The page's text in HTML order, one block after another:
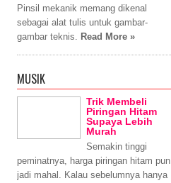
Pinsil mekanik memang dikenal
sebagai alat tulis untuk gambar-
gambar teknis. Read More »
MUSIK
Trik Membeli
Piringan Hitam
Supaya Lebih
Murah
Semakin tinggi
peminatnya, harga piringan hitam pun
jadi mahal. Kalau sebelumnya hanya